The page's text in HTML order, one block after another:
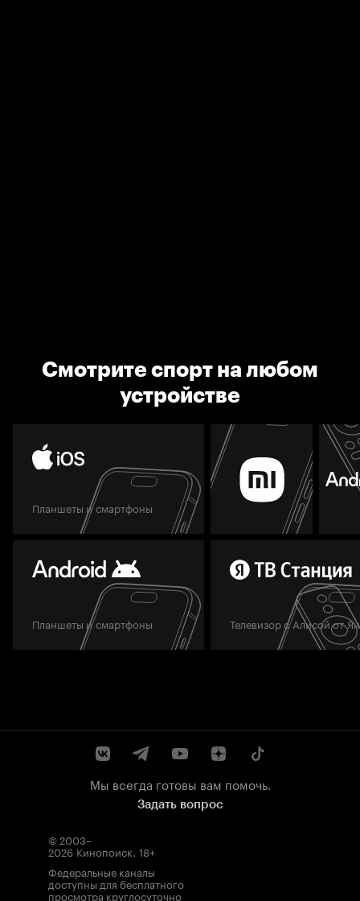
Смотрите спорт на любом
устройстве
Планшеты и смартфоны
Планшеты и смартфоны Телевизор с Алисой от
Мы всегда готовы вам помочь.
Задать вопрос
© 2003–
2026 Кинопоиск. 18+
Федеральные каналы
доступны для бесплатного
просмотра круглосуточно